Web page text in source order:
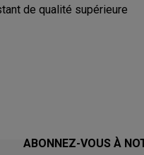
de qualité supérieure
ABONNEZ-VOUS À